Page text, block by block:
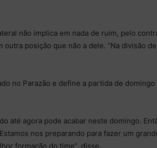
não implica em nada de ruim, pelo
outra posição que não a dele. “Na divisão
no Parazão e define a partida de
até agora pode acabar neste domingo.
nos preparando para fazer um
formação do time”, disse.